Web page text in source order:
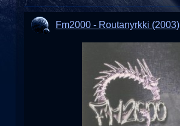
Fm2000 - Routanyrkki (2003)